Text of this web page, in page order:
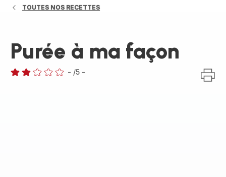
TOUTES NOS RECETTES
Purée à ma façon
- /5 -